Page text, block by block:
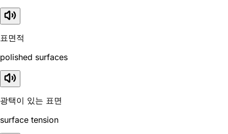
표면적
polished surfaces
광택이 있는 표면
surface tension